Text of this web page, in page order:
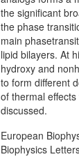
the significant
the phase
main
lipid bilayers. At
hydroxy and
to form different
of thermal
discussed.
European
Biophysics